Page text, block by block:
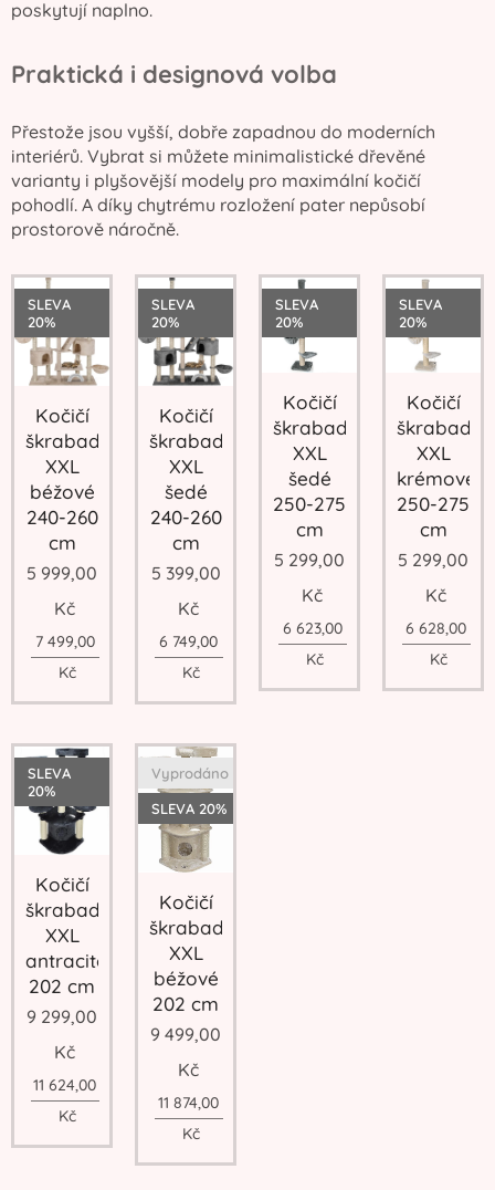
poskytují naplno.
Praktická i designová volba
Přestože jsou vyšší, dobře zapadnou do moderních
interiérů. Vybrat si můžete minimalistické dřevěné
varianty i plyšovější modely pro maximální kočičí
pohodlí. A díky chytrému rozložení pater nepůsobí
prostorově náročně.
Kočičí
škrabadlo
XXL
béžové
240-260
cm
SLEVA
20%
5 999,00
Kč
7 499,00
Kč
Kočičí
škrabadlo
XXL
šedé
240-260
cm
SLEVA
20%
5 399,00
Kč
6 749,00
Kč
Kočičí
škrabadlo
XXL
šedé
250-275
cm
SLEVA
20%
5 299,00
Kč
6 623,00
Kč
Kočičí
škrabadlo
XXL
krémové
250-275
cm
SLEVA
20%
5 299,00
Kč
6 628,00
Kč
Kočičí
škrabadlo
XXL
antracitové
202 cm
SLEVA
20%
9 299,00
Kč
11 624,00
Kč
Kočičí
škrabadlo
XXL
béžové
202 cm
Vyprodáno
SLEVA 20%
9 499,00
Kč
11 874,00
Kč